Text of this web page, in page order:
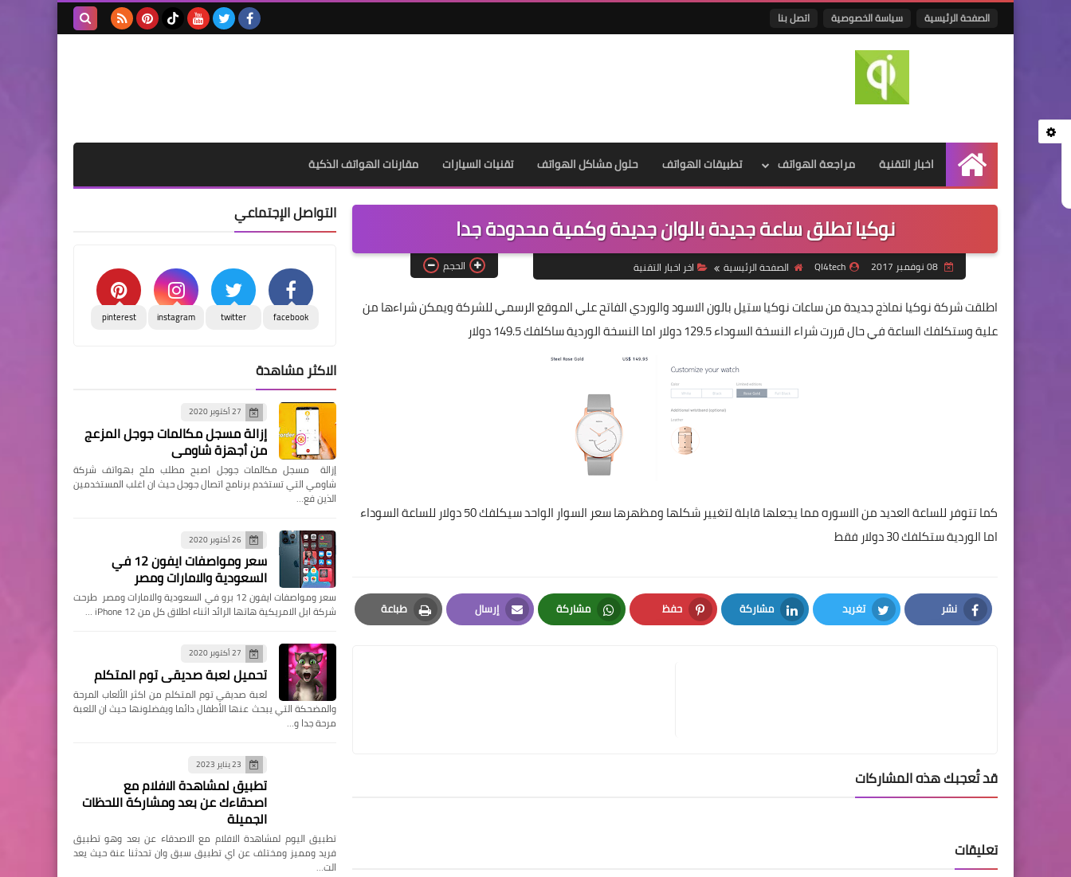
الصفحة الرئيسية سياسة الخصوصية اتصل بنا
الرئيسية
اخبار التقنية مراجعة الهواتف تطبيقات الهواتف حلول مشاكل الهواتف تقنيات السيارات مقارنات الهواتف الذكية
نوكيا تطلق ساعة جديدة بالوان جديدة وكمية محدودة جدا
08 نوفمبر 2017 QI4tech الصفحة الرئيسية اخر اخبار التقنية الحجم
اطلقت شركة نوكيا نماذج جديدة من ساعات نوكيا ستيل بالون الاسود والوردي الفاتح علي الموقع الرسمي للشركة ويمكن شراءها من
علية وستكلفك الساعة في حال قررت شراء النسخة السوداء 129.5 دولار اما النسخة الوردية ساكلفك 149.5 دولار
كما تتوفر للساعة العديد من الاسوره مما يجعلها قابلة لتغيير شكلها ومظهرها سعر السوار الواحد سيكلفك 50 دولار للساعة السوداء
اما الوردية ستكلفك 30 دولار فقط
نشر
Facebook
تغريد
Twitter
مشاركة
LinkedIn
حفظ
Pinterest
مشاركة
Whatsapp
إرسال
Email
طباعة
Print
قد تُعجبك هذه المشاركات
تعليقات
التواصل الإجتماعي
facebook
twitter
instagram
pinterest
الاكثر مشاهدة
27 أكتوبر 2020
إزالة مسجل مكالمات جوجل المزعج
من أجهزة شاومي
إزالة مسجل مكالمات جوجل اصبح مطلب ملح بهواتف شركة
شاومي التي تستخدم برنامج اتصال جوجل حيث ان اغلب المستخدمين
الذين فع…
26 أكتوبر 2020
سعر ومواصفات ايفون 12 في
السعودية والامارات ومصر
سعر ومواصفات ايفون 12 برو في السعودية والامارات ومصر طرحت
شركة ابل الامريكية هاتها الرائد اثناء اطلاق كل من iPhone 12 …
27 أكتوبر 2020
تحميل لعبة صديقي توم المتكلم
لعبة صديقي توم المتكلم من اكثر الألعاب المرحة
والمضحكة التي يبحث عنها الأطفال دائما ويفضلونها حيث ان اللعبة
مرحة جدا و…
23 يناير 2023
تطبيق لمشاهدة الافلام مع
اصدقاءك عن بعد ومشاركة اللحظات
الجميلة
تطبيق اليوم لمشاهدة الافلام مع الاصدقاء عن بعد وهو تطبيق
فريد ومميز ومختلف عن اي تطبيق سبق وان تحدثنا عنة حيث يعد
الت…